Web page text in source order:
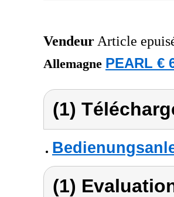
Vendeur Article
Allemagne PEARL €
(1)
(1)